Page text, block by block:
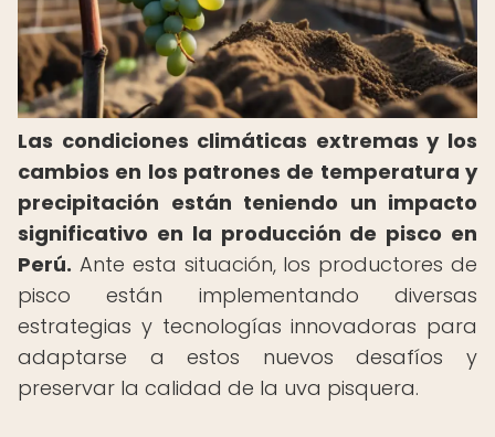
Las condiciones climáticas extremas y los
cambios en los patrones de temperatura y
precipitación están teniendo un impacto
significativo en la producción de pisco en
Perú. Ante esta situación, los productores de
pisco están implementando diversas
estrategias y tecnologías innovadoras para
adaptarse a estos nuevos desafíos y
preservar la calidad de la uva pisquera.